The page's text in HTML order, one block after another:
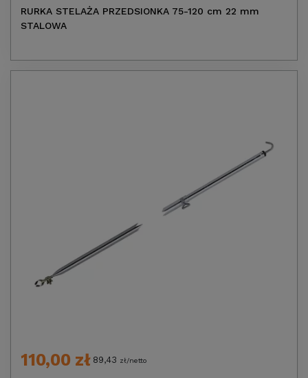
RURKA STELAŻA PRZEDSIONKA 75-120 cm 22 mm
STALOWA
110,00 zł 89,43 zł/netto